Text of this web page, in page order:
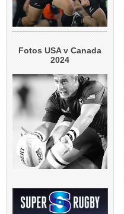
Fotos USA v Canada
2024